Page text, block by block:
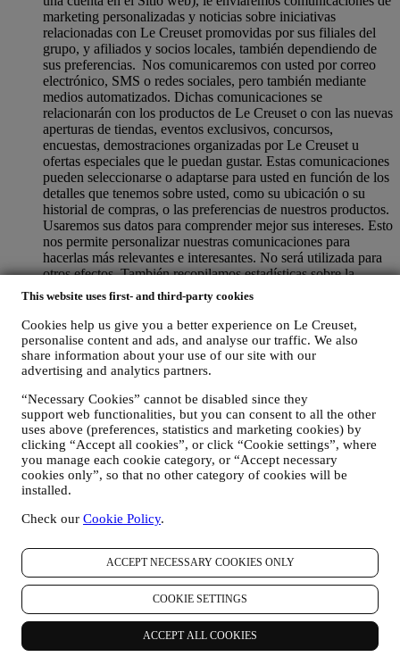
This website uses first- and third-party cookies
Cookies help us give you a better experience on Le Creuset,
personalise content and ads, and analyse our traffic. We also
share information about your use of our site with our
advertising and analytics partners.
“Necessary Cookies” cannot be disabled since they
support web functionalities, but you can consent to all the other
uses above (preferences, statistics and marketing cookies) by
clicking “Accept all cookies”, or click “Cookie settings”, where
you manage each cookie category, or “Accept necessary
cookies only”, so that no other category of cookies will be
installed.
Check our Cookie Policy.
ACCEPT NECESSARY COOKIES ONLY
COOKIE SETTINGS
ACCEPT ALL COOKIES
marketing personalizadas y noticias sobre iniciativas
relacionadas con Le Creuset promovidas por sus filiales del
grupo, y afiliados y socios locales, también dependiendo de
sus preferencias. Nos comunicaremos con usted por correo
electrónico, SMS o redes sociales, pero también mediante
medios automatizados. Dichas comunicaciones se
relacionarán con los productos de Le Creuset o con las nuevas
aperturas de tiendas, eventos exclusivos, concursos,
encuestas, demostraciones organizadas por Le Creuset u
ofertas especiales que le puedan gustar. Estas comunicaciones
pueden seleccionarse o adaptarse para usted en función de los
detalles que tenemos sobre usted, como su ubicación o su
historial de compras, o las preferencias de nuestros productos.
Usaremos sus datos para comprender mejor sus intereses. Esto
nos permite personalizar nuestras comunicaciones para
hacerlas más relevantes e interesantes. No será utilizada para
otros efectos. También recopilamos estadísticas sobre la
apertura de correo electrónico y clics utilizando tecnologías
estándar de la industria (incluidos los píxeles de seguimiento
en los correos electrónicos) para ayudarnos a monitorizar
nuestros boletines informativos. Este procesamiento se basa
en su consentimiento para recibir comunicaciones de
marketing personalizadas de nuestra parte. La opción de
información personal seleccionando la casilla de verificación
correspondiente.
Exclusión voluntaria: Puede dejar de recibir nuestras
comunicaciones o actualizaciones de marketing en cualquier
momento, de forma gratuita, a través de los métodos que se
muestran como parte de la comunicación (por ejemplo, para darse de
baja de la newsletter puede hacer clic en el enlace para darse de baja
que aparece en la parte inferior de cada correo electrónico). En
cualquier caso, si desea poner fin a cualquiera de nuestras
actividades de marketing, envíenos un correo electrónico a
privacy@lecreuset.com. Procesaremos su exclusión lo antes posible,
pero en algunas circunstancias puede recibir algunos mensajes más
hasta que la exclusión se procese por completo.
recuerde que no pasamos ni vendemos sus datos de contacto y
otros datos personales a otras empresas para sus fines de